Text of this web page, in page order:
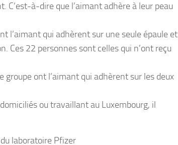
C’est-à-dire que l’aimant adhère à leur peau
l’aimant qui adhèrent sur une seule épaule et
Ces 22 personnes sont celles qui n’ont reçu
groupe ont l’aimant qui adhèrent sur les deux
ou travaillant au Luxembourg, il
laboratoire Pfizer